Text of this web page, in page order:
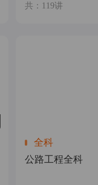
共：119讲
全科
公路工程全科